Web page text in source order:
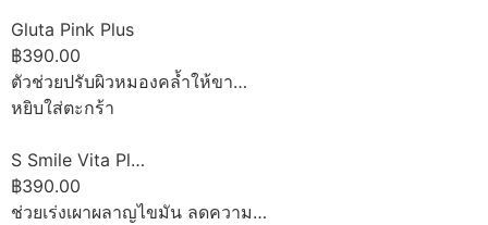
Gluta Pink Plus
฿390.00
ตัวช่วยปรับผิวหมองคล้ำให้ขา…
หยิบใส่ตะกร้า
S Smile Vita Pl…
฿390.00
ช่วยเร่งเผาผลาญไขมัน ลดความ…